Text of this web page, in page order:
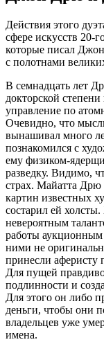
Действия этого
сфере искусств 20-
которые писал
с полотнами
В семнадцать лет
докторской
управление по
Очевидно, что
вынашивал много
познакомился с
ему физиком-
разведку. Видимо,
страх. Майатта Дрю
картин известных
состарил ей
невероятным
работы аукционным
ними не
принесли аферисту
Для пущей
подлинности и
Для этого он либо
деньги, чтобы они
владельцев уже
имена.